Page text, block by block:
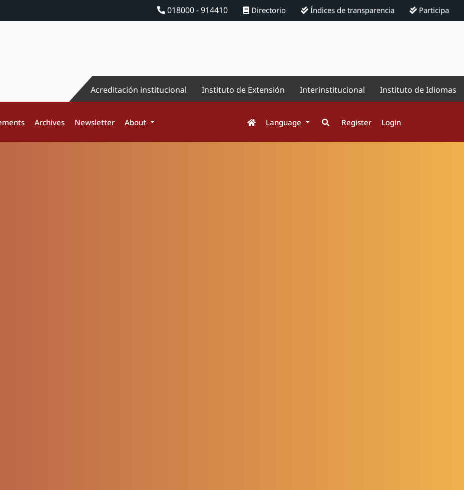
018000 - 914410 Directorio Índices de transparencia Participa
Acreditación institucional Instituto de Extensión Interinstitucional Instituto de Idiomas
Archives Newsletter About Language Register Login